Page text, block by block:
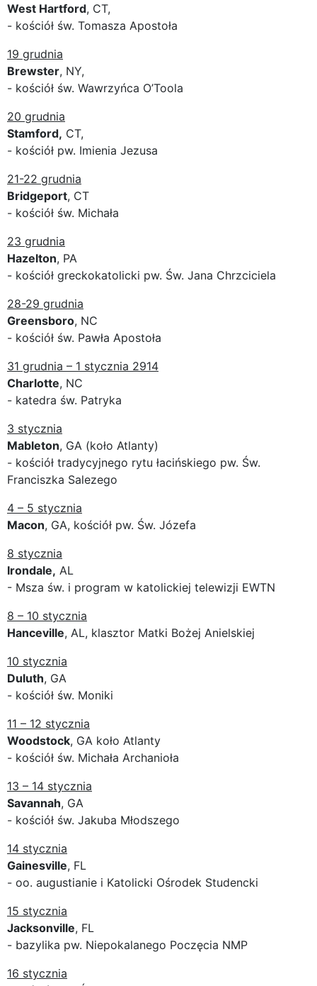
West Hartford, CT,
- kościół św. Tomasza Apostoła
19 grudnia
Brewster, NY,
- kościół św. Wawrzyńca O’Toola
20 grudnia
Stamford, CT,
- kościół pw. Imienia Jezusa
21-22 grudnia
Bridgeport, CT
- kościół św. Michała
23 grudnia
Hazelton, PA
- kościół greckokatolicki pw. Św. Jana Chrzciciela
28-29 grudnia
Greensboro, NC
- kościół św. Pawła Apostoła
31 grudnia – 1 stycznia 2914
Charlotte, NC
- katedra św. Patryka
3 stycznia
Mableton, GA (koło Atlanty)
- kościół tradycyjnego rytu łacińskiego pw. Św.
Franciszka Salezego
4 – 5 stycznia
Macon, GA, kościół pw. Św. Józefa
8 stycznia
Irondale, AL
- Msza św. i program w katolickiej telewizji EWTN
8 – 10 stycznia
Hanceville, AL, klasztor Matki Bożej Anielskiej
10 stycznia
Duluth, GA
- kościół św. Moniki
11 – 12 stycznia
Woodstock, GA koło Atlanty
- kościół św. Michała Archanioła
13 – 14 stycznia
Savannah, GA
- kościół św. Jakuba Młodszego
14 stycznia
Gainesville, FL
- oo. augustianie i Katolicki Ośrodek Studencki
15 stycznia
Jacksonville, FL
- bazylika pw. Niepokalanego Poczęcia NMP
16 stycznia